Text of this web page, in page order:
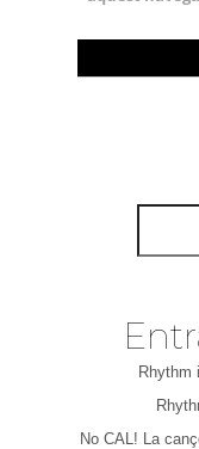
Rhythm
No CAL! La